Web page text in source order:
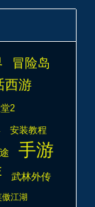
冒险岛
西游
2
安装教程
手游
武林外传
傲江湖